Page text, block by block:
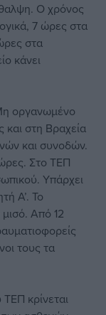
Ο χρόνος
7 ώρες στα
στα
κάνει
οργανωμένο
στη Βραχεία
και συνοδών.
Στο ΤΕΠ
Υπάρχει
Α’. Το
Από 12
τους τα
κρίνεται